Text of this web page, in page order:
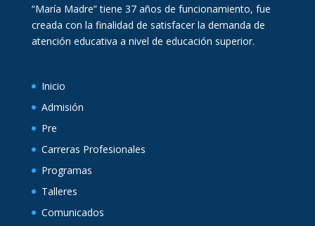
“María Madre” tiene 37 años de funcionamiento, fue
creada con la finalidad de satisfacer la demanda de
atención educativa a nivel de educación superior.
Inicio
Admisión
Pre
Carreras Profesionales
Programas
Talleres
Comunicados